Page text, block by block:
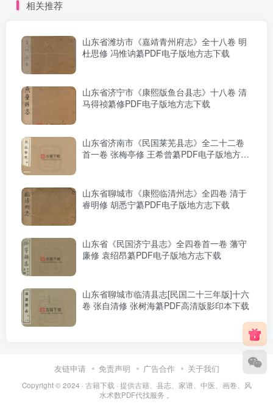
相关推荐
山东省潍坊市《嘉靖青州府志》全十八卷 明
杜思修 冯惟讷纂PDF电子版地方志下载
山东省济宁市《康熙版鱼台县志》十八卷 清
马得祯纂修PDF电子版地方志下载
山东省济南市《民国莱芜县志》全二十二卷
首一卷 张梅亭修 王希曾纂PDF电子版地方志
山东省聊城市《康熙临清州志》全四卷 清于
睿明修 胡悉宁纂PDF电子版地方志下载
山东省《民国济宁县志》全四卷首一卷 藩守
廉修 袁绍昂纂PDF电子版地方志下载
山东省聊城市临清县志[民国二十三年版]十六
卷 张自清修 张树海纂PDF高清版影印本下载
友链申请 免责声明 广告合作 关于我们
Copyright © 2024 · 古籍下载 · 提供古籍、县志、家谱、中医、画卷、风
水术数PDF代找服务 。